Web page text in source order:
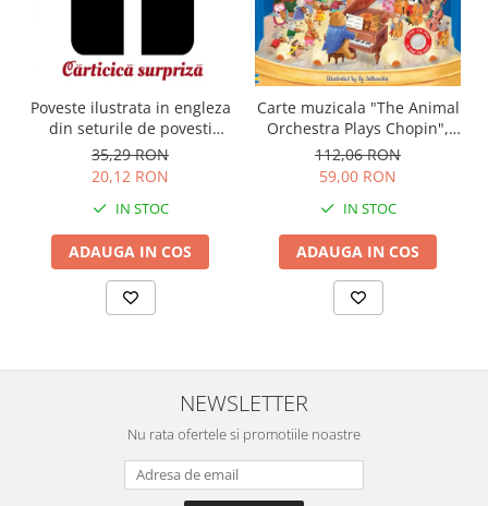
Poveste ilustrata in engleza
din seturile de povesti
Usborne
35,29 RON
20,12 RON
IN STOC
ADAUGA IN COS
Carte muzicala "The Animal
Orchestra Plays Chopin",
cartonata, Usborne
112,06 RON
59,00 RON
IN STOC
ADAUGA IN COS
NEWSLETTER
Nu rata ofertele si promotiile noastre